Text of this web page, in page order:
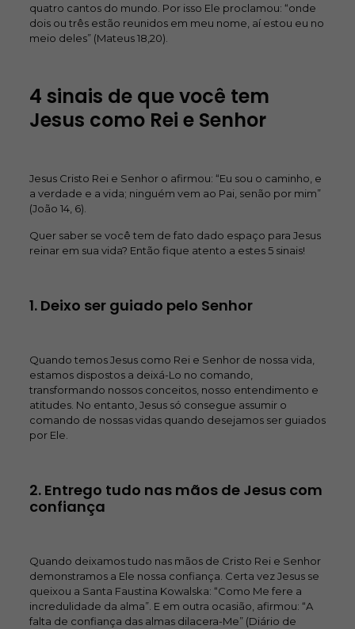
quatro cantos do mundo. Por isso Ele proclamou: “onde
dois ou três estão reunidos em meu nome, aí estou eu no
meio deles” (Mateus 18,20).
4 sinais de que você tem
Jesus como Rei e Senhor
Jesus Cristo Rei e Senhor o afirmou: “Eu sou o caminho, e
a verdade e a vida; ninguém vem ao Pai, senão por mim”
(João 14, 6).
Quer saber se você tem de fato dado espaço para Jesus
reinar em sua vida? Então fique atento a estes 5 sinais!
1. Deixo ser guiado pelo Senhor
Quando temos Jesus como Rei e Senhor de nossa vida,
estamos dispostos a deixá-Lo no comando,
transformando nossos conceitos, nosso entendimento e
atitudes. No entanto, Jesus só consegue assumir o
comando de nossas vidas quando desejamos ser guiados
por Ele.
2. Entrego tudo nas mãos de Jesus com
confiança
Quando deixamos tudo nas mãos de Cristo Rei e Senhor
demonstramos a Ele nossa confiança. Certa vez Jesus se
queixou a Santa Faustina Kowalska: “Como Me fere a
incredulidade da alma”. E em outra ocasião, afirmou: “A
falta de confiança das almas dilacera-Me” (Diário de